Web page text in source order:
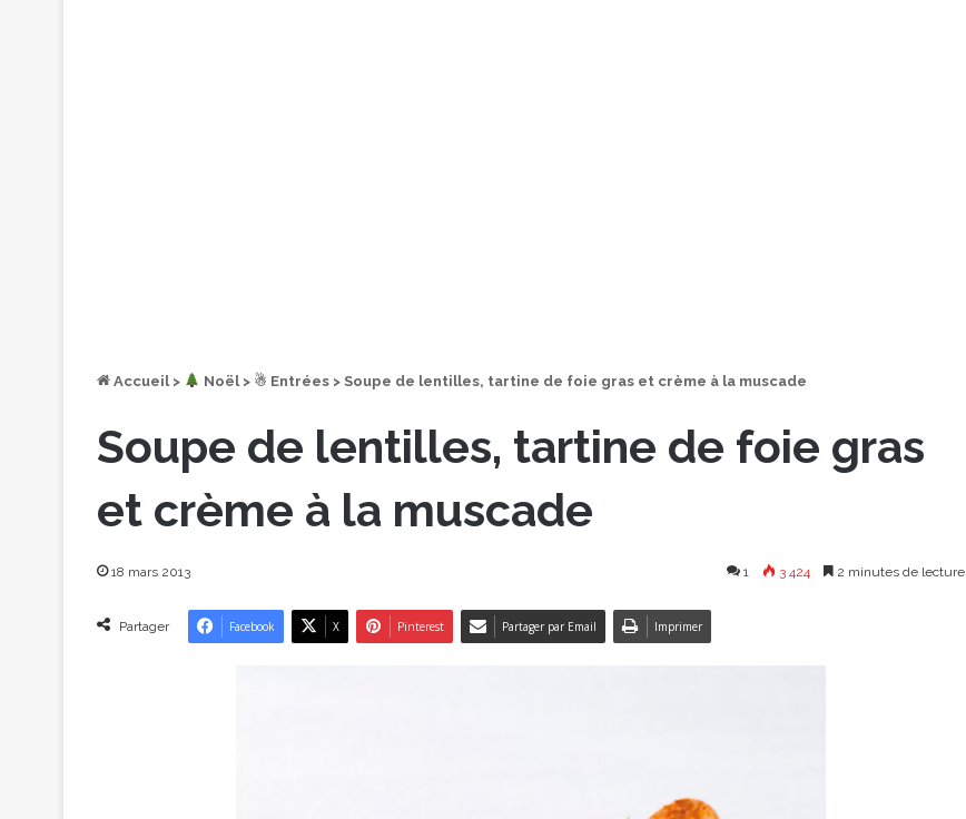
Accueil > ︎ Noël > ☃ Entrées > Soupe de lentilles, tartine de foie gras et crème à la muscade
Soupe de lentilles, tartine de foie gras
et crème à la muscade
18 mars 2013 1 3 424 2 minutes de lecture
Partager Facebook X Pinterest Partager par Email Imprimer